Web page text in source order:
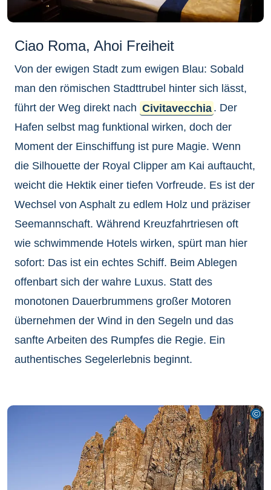
Ciao Roma, Ahoi Freiheit
Von der ewigen Stadt zum ewigen Blau: Sobald
man den römischen Stadttrubel hinter sich lässt,
führt der Weg direkt nach Civitavecchia . Der
Hafen selbst mag funktional wirken, doch der
Moment der Einschiffung ist pure Magie. Wenn
die Silhouette der Royal Clipper am Kai auftaucht,
weicht die Hektik einer tiefen Vorfreude. Es ist der
Wechsel von Asphalt zu edlem Holz und präziser
Seemannschaft. Während Kreuzfahrtriesen oft
wie schwimmende Hotels wirken, spürt man hier
sofort: Das ist ein echtes Schiff. Beim Ablegen
offenbart sich der wahre Luxus. Statt des
monotonen Dauerbrummens großer Motoren
übernehmen der Wind in den Segeln und das
sanfte Arbeiten des Rumpfes die Regie. Ein
authentisches Segelerlebnis beginnt.